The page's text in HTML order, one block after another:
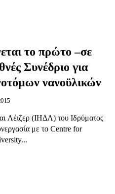
το πρώτο –σε
Συνέδριο για
νανοϋλικών
Λέιζερ (ΙΗΔΛ) του Ιδρύματος
με το Centre for